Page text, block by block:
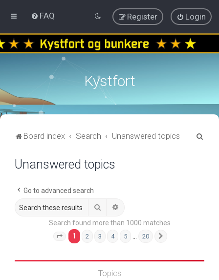
FAQ Login
Register
Kystfort
Board index Search Unanswered topics
Unanswered topics
Go to advanced search
Search
Search found more than 1000 matches
Page 1 of 20
1 2 3 4 5 20
Topics